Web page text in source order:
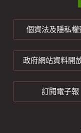
個資法及隱私權
政府網站資料開
訂閱電子報